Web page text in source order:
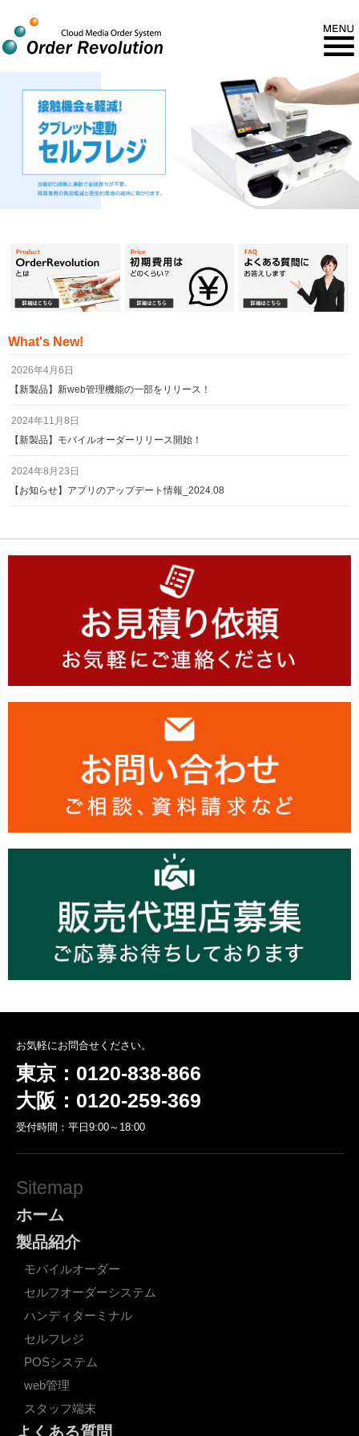
What's New!
2026年4月6日
【新製品】新web管理機能の一部をリリース！
2024年11月8日
【新製品】モバイルオーダーリリース開始！
2024年8月23日
【お知らせ】アプリのアップデート情報_2024.08
お気軽にお問合せください。
東京：0120-838-866
大阪：0120-259-369
受付時間：平日9:00～18:00
Sitemap
ホーム
製品紹介
モバイルオーダー
セルフオーダーシステム
ハンディターミナル
セルフレジ
POSシステム
web管理
スタッフ端末
よくある質問